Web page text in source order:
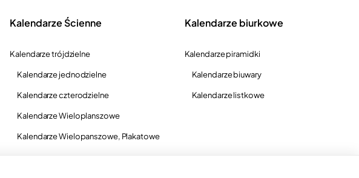
Kalendarze Ścienne
Kalendarze trójdzielne
Kalendarze jednodzielne
Kalendarze czterodzielne
Kalendarze Wieloplanszowe
Kalendarze Wielopanszowe, Plakatowe
Kalendarze biurkowe
Kalendarze piramidki
Kalendarze biuwary
Kalendarze listkowe